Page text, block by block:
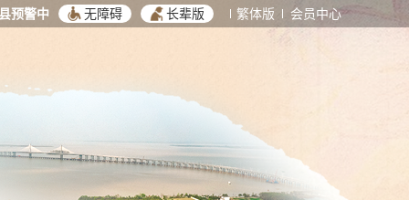
预警中 无障碍 长辈版 繁体版 会员中心